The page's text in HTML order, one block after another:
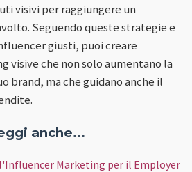
visivi per raggiungere un
Seguendo queste strategie e
giusti, puoi creare
visive che non solo aumentano la
brand, ma che guidano anche il
anche...
Marketing per il Employer